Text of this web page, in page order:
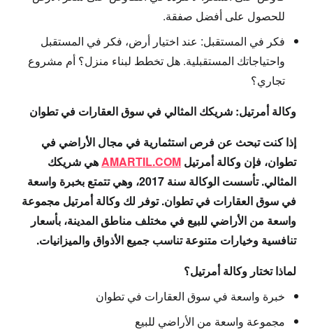
للحصول على أفضل صفقة.
فكر في المستقبل: عند اختيار أرض، فكر في المستقبل
واحتياجاتك المستقبلية. هل تخطط لبناء منزل؟ أم مشروع
تجاري؟
وكالة أمرتيل: شريكك المثالي في سوق العقارات في تطوان
إذا كنت تبحث عن فرص استثمارية في مجال الأراضي في
تطوان، فإن وكالة أمرتيل AMARTIL.COMهي شريكك
المثالي. تأسست الوكالة سنة 2017، وهي تتمتع بخبرة واسعة
في سوق العقارات في تطوان. توفر لك وكالة أمرتيل مجموعة
واسعة من الأراضي للبيع في مختلف مناطق المدينة، بأسعار
تنافسية وخيارات متنوعة تناسب جميع الأذواق والميزانيات.
لماذا تختار وكالة أمرتيل؟
خبرة واسعة في سوق العقارات في تطوان
مجموعة واسعة من الأراضي للبيع